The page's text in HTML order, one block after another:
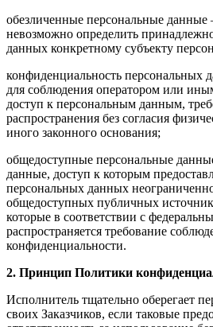
обезличенные персональные
невозможно определить
данных конкретному субъекту
конфиденциальность персональных
для соблюдения оператором или
доступ к персональным данным,
распространения без согласия
иного законного основания;
общедоступные персональные
данные, доступ к которым
персональных данных
общедоступных публичных
которые в соответствии с
распространяется требование
конфиденциальности.
2. Принцип Политики
Исполнитель тщательно оберегает
своих Заказчиков, если таковые